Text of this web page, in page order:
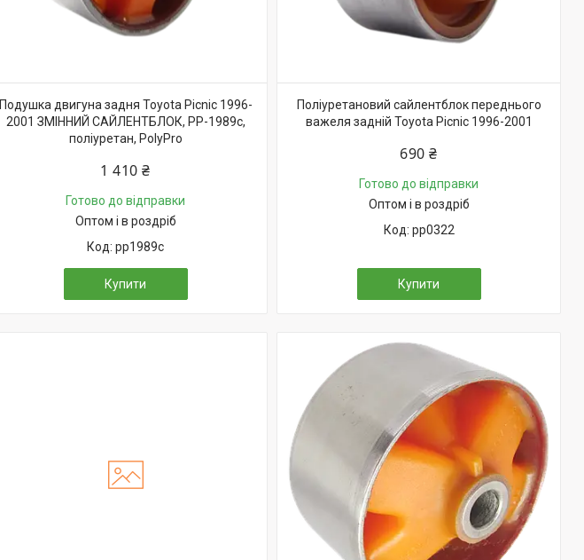
Подушка двигуна задня Toyota Picnic 1996-
2001 ЗМІННИЙ САЙЛЕНТБЛОК, PP-1989c,
поліуретан, PolyPro
1 410 ₴
Готово до відправки
Оптом і в роздріб
pp1989c
Купити
Поліуретановий сайлентблок переднього
важеля задній Toyota Picnic 1996-2001
690 ₴
Готово до відправки
Оптом і в роздріб
pp0322
Купити